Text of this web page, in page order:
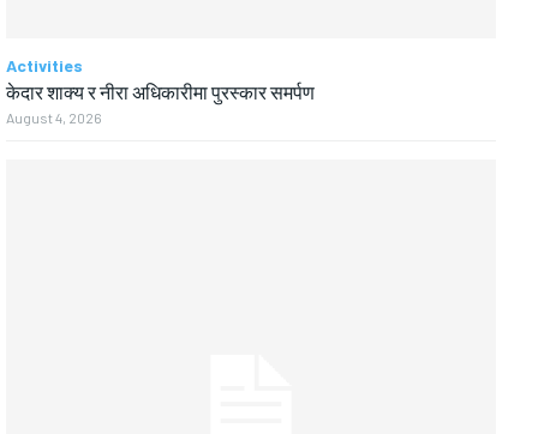
Activities
केदार शाक्य र नीरा अधिकारीमा पुरस्कार समर्पण
August 4, 2026